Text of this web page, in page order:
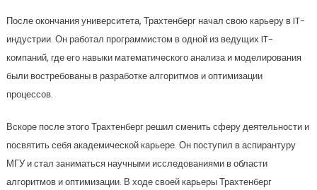
После окончания университета, Трахтенберг начал свою карьеру в IT-
индустрии. Он работал программистом в одной из ведущих IT-
компаний, где его навыки математического анализа и моделирования
были востребованы в разработке алгоритмов и оптимизации
процессов.
Вскоре после этого Трахтенберг решил сменить сферу деятельности и
посвятить себя академической карьере. Он поступил в аспирантуру
МГУ и стал заниматься научными исследованиями в области
алгоритмов и оптимизации. В ходе своей карьеры Трахтенберг